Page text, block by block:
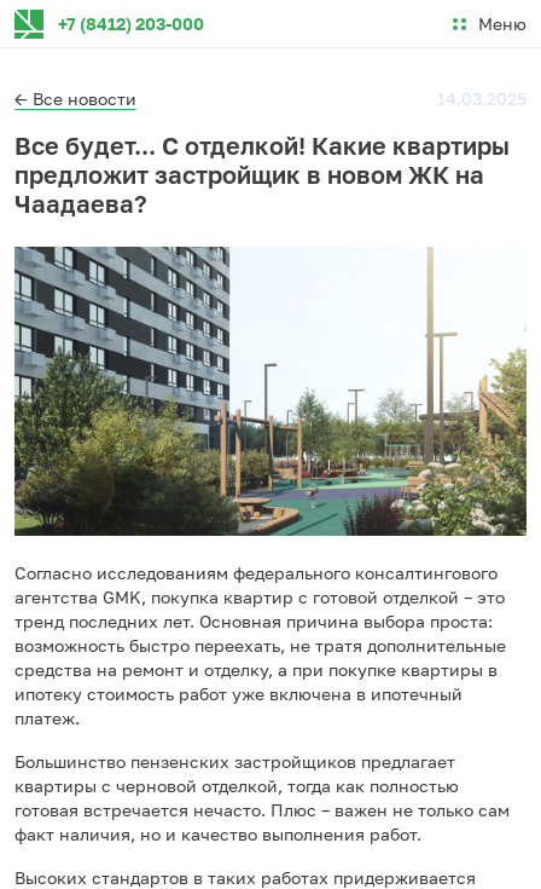
+7 (8412) 203-000 Меню
← Все новости 14.03.2025
Все будет... С отделкой! Какие квартиры
предложит застройщик в новом ЖК на
Чаадаева?
Согласно исследованиям федерального консалтингового
агентства GMK, покупка квартир с готовой отделкой – это
тренд последних лет. Основная причина выбора проста:
возможность быстро переехать, не тратя дополнительные
средства на ремонт и отделку, а при покупке квартиры в
ипотеку стоимость работ уже включена в ипотечный
платеж.
Большинство пензенских застройщиков предлагает
квартиры с черновой отделкой, тогда как полностью
готовая встречается нечасто. Плюс – важен не только сам
факт наличия, но и качество выполнения работ.
Высоких стандартов в таких работах придерживается